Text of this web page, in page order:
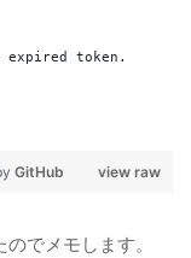
expired token.
view raw
GitHub
でメモします。